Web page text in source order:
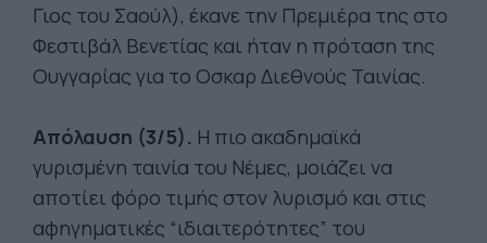
Γιος του Σαούλ), έκανε την Πρεμιέρα της στο
Φεστιβάλ Βενετίας και ήταν η πρόταση της
Ουγγαρίας για το Οσκαρ Διεθνούς Ταινίας.
Απόλαυση (3/5). Η πιο ακαδημαϊκά
γυρισμένη ταινία του Νέμες, μοιάζει να
αποτίει φόρο τιμής στον λυρισμό και στις
αφηγηματικές “ιδιαιτερότητες” του